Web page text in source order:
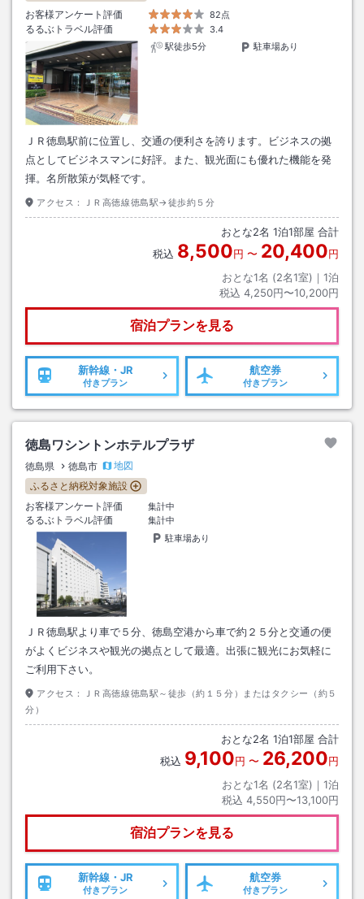
お客様アンケート評価
82点
るるぶトラベル評価
3.4
駅徒歩5分
駐車場あり
ＪＲ徳島駅前に位置し、交通の便利さを誇ります。ビジネスの拠
点としてビジネスマンに好評。また、観光面にも優れた機能を発
揮。名所散策が気軽です。
アクセス： ＪＲ高徳線徳島駅→徒歩約５分
おとな2名 1泊1部屋 合計
税込 8,500円 〜 20,400円
おとな1名 (2名1室)｜ 1泊
税込 4,250円〜10,200円
宿泊プランを見る
新幹線・JR
付きプラン
航空券
付きプラン
徳島ワシントンホテルプラザ
徳島県 徳島市
地図
ふるさと納税対象施設
お客様アンケート評価
集計中
るるぶトラベル評価
集計中
駐車場あり
ＪＲ徳島駅より車で５分、徳島空港から車で約２５分と交通の便
がよくビジネスや観光の拠点として最適。出張に観光にお気軽に
ご利用下さい。
アクセス：
ＪＲ高徳線徳島駅～徒歩（約１５分）またはタクシー（約５
分）
おとな2名 1泊1部屋 合計
税込 9,100円 〜 26,200円
おとな1名 (2名1室)｜ 1泊
税込 4,550円〜13,100円
宿泊プランを見る
新幹線・JR
付きプラン
航空券
付きプラン